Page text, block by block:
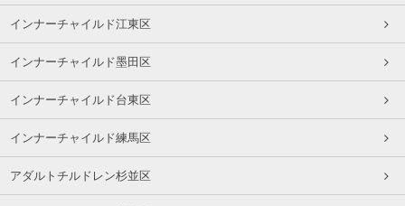
インナーチャイルド江東区
インナーチャイルド墨田区
インナーチャイルド台東区
インナーチャイルド練馬区
アダルトチルドレン杉並区